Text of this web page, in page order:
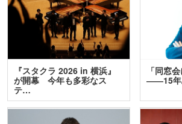
『スタクラ 2026 in 横浜』
が開幕 今年も多彩なス
テ…
「同窓
――15年